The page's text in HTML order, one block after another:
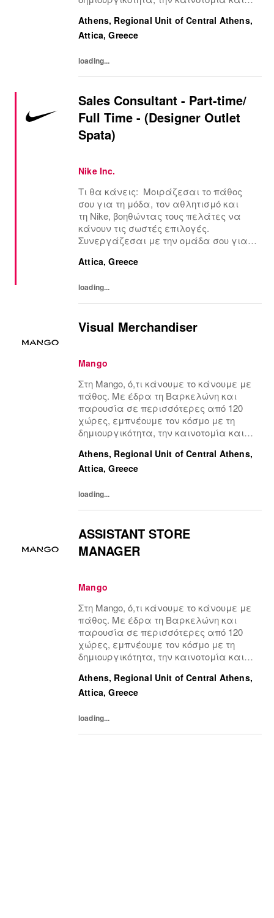
μας ομάδα, είναι η κινητήριος δύναμη
πίσω από την επιτυχία μας,
Athens, Regional Unit of Central Athens,
Attica, Greece
loading...
Sales Consultant - Part-time/
Full Time - (Designer Outlet
Spata)
Nike Inc.
Τι θα κάνεις: Μοιράζεσαι το πάθος
σου για τη μόδα, τον αθλητισμό και
τη Nike, βοηθώντας τους πελάτες να
κάνουν τις σωστές επιλογές.
Συνεργάζεσαι με την ομάδα σου για
εμπειρία σε κάθε επαφή μέσα στο
να είναι πάντα καθαρό και οργανω...
Attica, Greece
loading...
Visual Merchandiser
Mango
Στη Mango, ό,τι κάνουμε το κάνουμε με
πάθος. Με έδρα τη Βαρκελώνη και
παρουσία σε περισσότερες από 120
χώρες, εμπνέουμε τον κόσμο με τη
δημιουργικότητα, την καινοτομία και
μας ομάδα, είναι η κινητήριος δύναμη
πίσω από την επιτυχία μας,
Athens, Regional Unit of Central Athens,
Attica, Greece
loading...
ASSISTANT STORE
MANAGER
Mango
Στη Mango, ό,τι κάνουμε το κάνουμε με
πάθος. Με έδρα τη Βαρκελώνη και
παρουσία σε περισσότερες από 120
χώρες, εμπνέουμε τον κόσμο με τη
δημιουργικότητα, την καινοτομία και
μας ομάδα, είναι η κινητήριος δύναμη
πίσω από την επιτυχία μας,
Athens, Regional Unit of Central Athens,
Attica, Greece
loading...